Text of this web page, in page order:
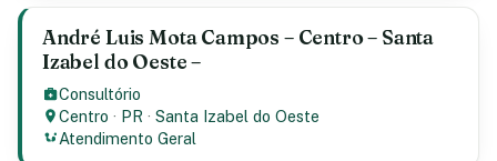
André Luis Mota Campos – Centro – Santa
Izabel do Oeste –
Consultório
Centro · PR ·Santa Izabel do Oeste
Atendimento Geral